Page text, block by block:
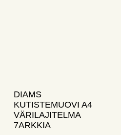
DIAMS
KUTISTEMUOVI A4
VÄRILAJITELMA
7ARKKIA